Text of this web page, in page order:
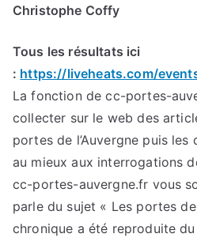
Christophe Coffy
Tous les résultats ici
: https://liveheats.com/
La fonction de cc-portes-
collecter sur le web des
portes de l’Auvergne puis
au mieux aux interrogations
cc-portes-auvergne.fr vous
parle du sujet « Les portes
chronique a été reproduite